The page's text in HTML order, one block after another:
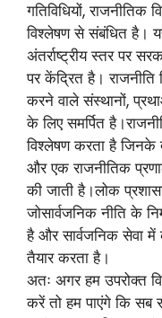
गतिविधियों, राजनीतिक
विश्लेषण से संबंधित है।
अंतर्राष्ट्रीय स्तर पर
पर केंद्रित है। राजनीति
करने वाले संस्थानों,
के लिए समर्पित
विश्लेषण करता है जिनके
और एक राजनीतिक
की जाती है।लोक
जोसार्वजनिक नीति के
है और सार्वजनिक सेवा
तैयार करता है।
अतः अगर हम उपरोक्त
करें तो हम पाएंगे कि सब